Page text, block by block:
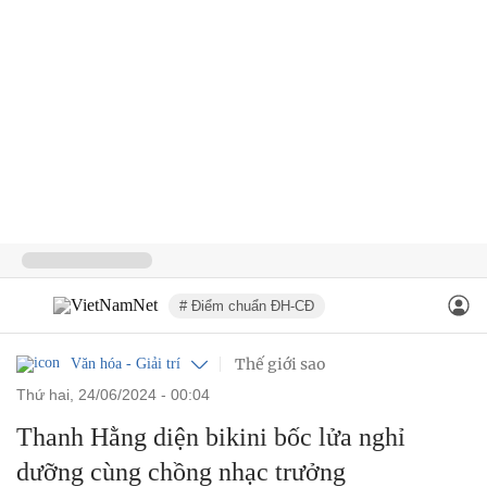
# Điểm chuẩn ĐH-CĐ
Văn hóa - Giải trí Thế giới sao
thứ hai, 24/06/2024 - 00:04
Thanh Hằng diện bikini bốc lửa nghỉ
dưỡng cùng chồng nhạc trưởng